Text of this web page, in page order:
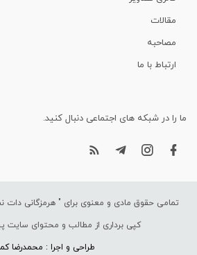
مقالات
مصاحبه
ارتباط با ما
ما را در شبکه های اجتماعی دنبال کنید.
تمامی حقوق مادی و معنوی برای " هرمزگانی دات
کپی برداری از مطالب و محتوای سایت
طراحی و اجرا : محمدرضا